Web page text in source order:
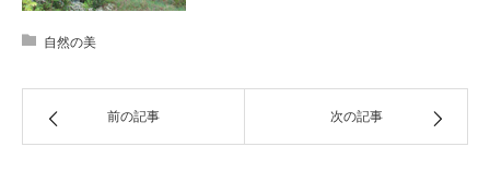
自然の美
前の記事 次の記事